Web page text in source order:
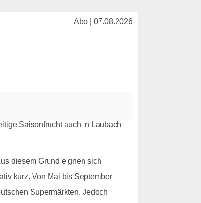
Abo | 07.08.2026
diesem Grund eignen sich
kurz. Von Mai bis September
Supermärkten. Jedoch